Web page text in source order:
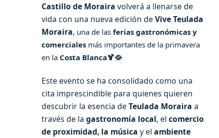
Castillo de Moraira volverá a llenarse de
vida con una nueva edición de Vive Teulada
Moraira, una de las ferias gastronómicas y
comerciales más importantes de la primavera
en la Costa Blanca🍹🥘
Este evento se ha consolidado como una
cita imprescindible para quienes quieren
descubrir la esencia de Teulada Moraira a
través de la gastronomía local, el comercio
de proximidad, la música y el ambiente